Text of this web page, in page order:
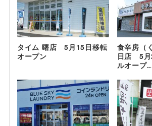
タイム 曙店 5月15日移転
オープン
食辛房（
日店 5月
ルオープ